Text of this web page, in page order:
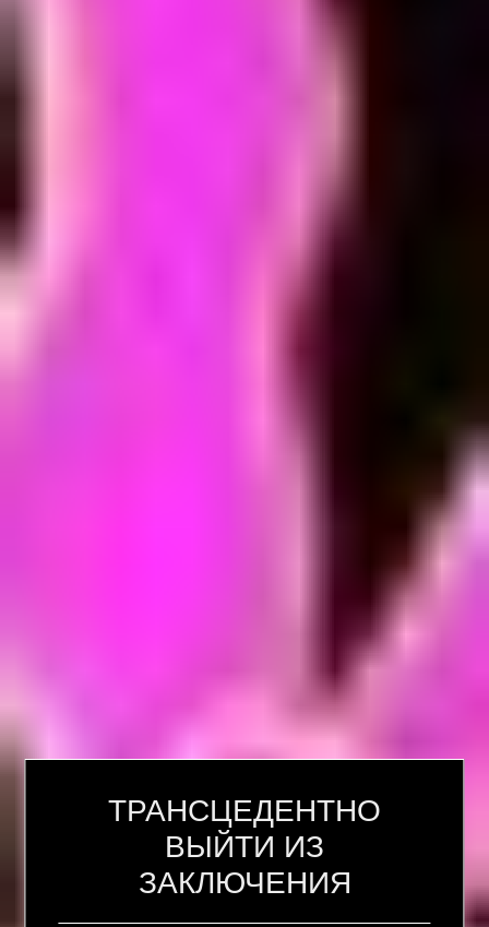
ТРАНСЦЕДЕНТНО
ВЫЙТИ ИЗ
ЗАКЛЮЧЕНИЯ